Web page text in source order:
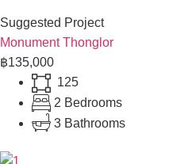
Suggested Project
Monument Thonglor
฿135,000
125
2 Bedrooms
3 Bathrooms